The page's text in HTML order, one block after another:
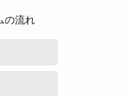
の流れ